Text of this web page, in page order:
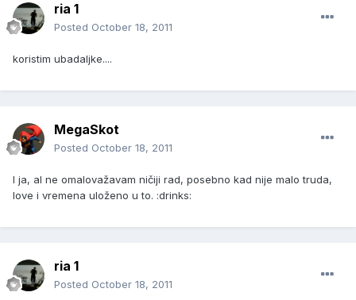
ria 1
Posted October 18, 2011
koristim ubadaljke....
MegaSkot
Posted October 18, 2011
I ja, al ne omalovažavam ničiji rad, posebno kad nije malo truda,
love i vremena uloženo u to. :drinks:
ria 1
Posted October 18, 2011